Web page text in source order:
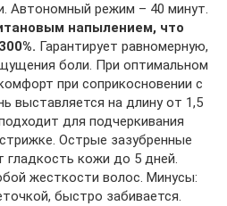
Автономный режим – 40 минут.
напылением, что
Гарантирует равномерную,
боли. При оптимальном
при соприкосновении с
выставляется на длину от 1,5
для подчеркивания
Острые зазубренные
гладкость кожи до 5 дней.
жесткости волос. Минусы:
быстро забивается.